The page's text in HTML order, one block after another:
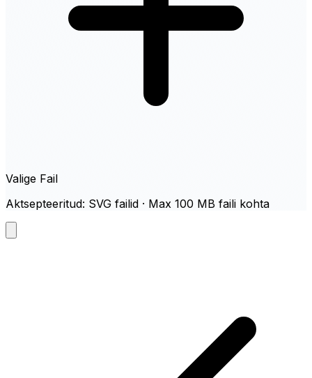
Valige Fail
Aktsepteeritud: SVG failid · Max 100 MB faili kohta